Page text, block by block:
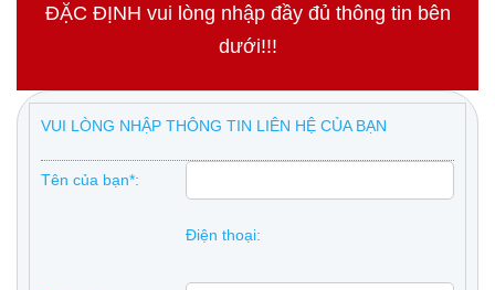
ĐẶC ĐỊNH vui lòng nhập đầy đủ thông tin bên
dưới!!!
VUI LÒNG NHẬP THÔNG TIN LIÊN HỆ CỦA BẠN
Tên của bạn*:
Điện thoại: